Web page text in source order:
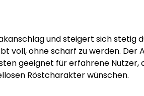
und steigert sich
voll, ohne scharf zu werden.
geeignet für erfahrene Nutzer,
Röstcharakter wünschen.